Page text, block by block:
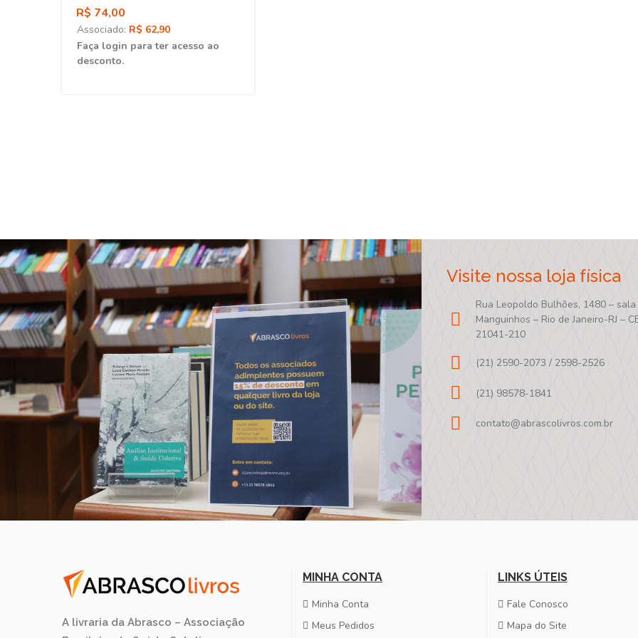
R$ 74,00
Associado: R$ 62,90
Faça login para ter acesso ao
desconto.
Visite nossa loja física
Rua Leopoldo Bulhões, 1480 – sala
Manguinhos – Rio de Janeiro-RJ –
21041-210
(21) 2590-2073 / 2598-2526
(21) 98578-1841
contato@abrascolivros.com.br
A livraria da Abrasco – Associação
MINHA CONTA
Minha Conta
Meus Pedidos
LINKS ÚTEIS
Fale Conosco
Mapa do Site